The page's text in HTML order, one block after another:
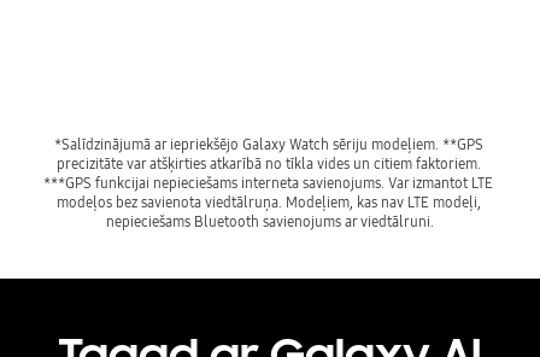
*Salīdzinājumā ar iepriekšējo Galaxy Watch sēriju modeļiem. **GPS
precizitāte var atšķirties atkarībā no tīkla vides un citiem faktoriem.
***GPS funkcijai nepieciešams interneta savienojums. Var izmantot LTE
modeļos bez savienota viedtālruņa. Modeļiem, kas nav LTE modeļi,